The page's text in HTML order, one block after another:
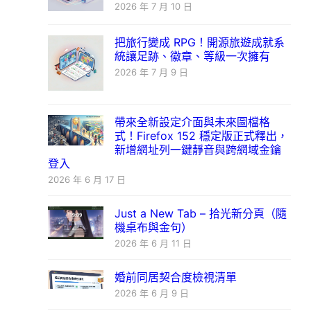
2026 年 7 月 10 日
把旅行變成 RPG！開源旅遊成就系
統讓足跡、徽章、等級一次擁有
2026 年 7 月 9 日
帶來全新設定介面與未來圖檔格
式！Firefox 152 穩定版正式釋出，
新增網址列一鍵靜音與跨網域金鑰
登入
2026 年 6 月 17 日
Just a New Tab – 拾光新分頁（隨
機桌布與金句）
2026 年 6 月 11 日
婚前同居契合度檢視清單
2026 年 6 月 9 日